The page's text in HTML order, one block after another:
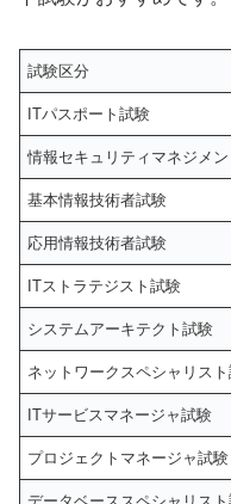
試験区分
ITパスポート試験
情報セキュリティマネジメ
基本情報技術者試験
応用情報技術者試験
ITストラテジスト試験
システムアーキテクト試験
ネットワークスペシャリス
ITサービスマネージャ試験
プロジェクトマネージャ試験